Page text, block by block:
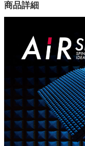
タワー
1色
ポリエステル100％（
裏生地
ポリエステル65％、
中材
ウレタンフォーム（
保証
商品詳細